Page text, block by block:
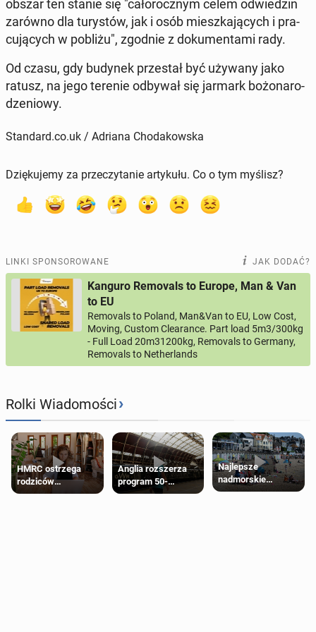
obszar ten stanie się "ca­ło­rocz­nym celem od­wie­dzin
zarówno dla tu­ry­stów, jak i osób miesz­ka­ją­cych i pra­
cu­ją­cych w pobliżu", zgodnie z do­ku­men­ta­mi rady.
Od czasu, gdy budynek prze­stał być używany jako
ratusz, na jego terenie odbywał się jarmark bo­żo­na­ro­
dze­nio­wy.
Standard.co.uk / Adriana Chodakowska
Dziękujemy za przeczytanie artykułu. Co o tym myślisz?
LINKI SPONSOROWANE JAK DODAĆ?
Kanguro Removals to Europe, Man & Van
to EU
Removals to Poland, Man&Van to EU, Low Cost,
Moving, Custom Clearance. Part load 5m3/300kg
- Full Load 20m31200kg, Removals to Germany,
Removals to Netherlands
Rolki Wiadomości›
HMRC ostrzega
rodziców
pobierających Child
Anglia rozszerza
program 50-
procentowych
Najlepsze
nadmorskie
miasteczko blisko